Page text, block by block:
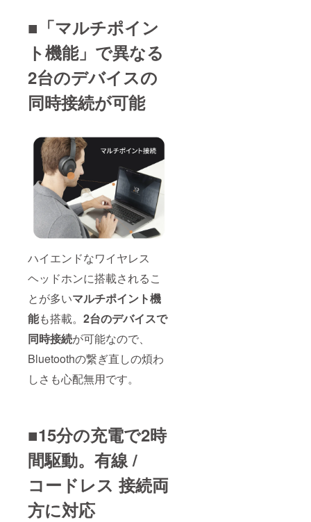
■「マルチポイン
ト機能」で異なる
2台のデバイスの
同時接続が可能
ハイエンドなワイヤレス
ヘッドホンに搭載されるこ
とが多いマルチポイント機
能も搭載。 2台のデバイスで
同時接続が可能なので、
Bluetoothの繋ぎ直しの煩わ
しさも心配無用です。
■15分の充電で2時
間駆動。有線 /
コードレス 接続両
方に対応